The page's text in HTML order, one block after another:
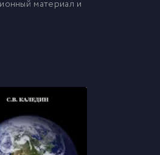
материал и